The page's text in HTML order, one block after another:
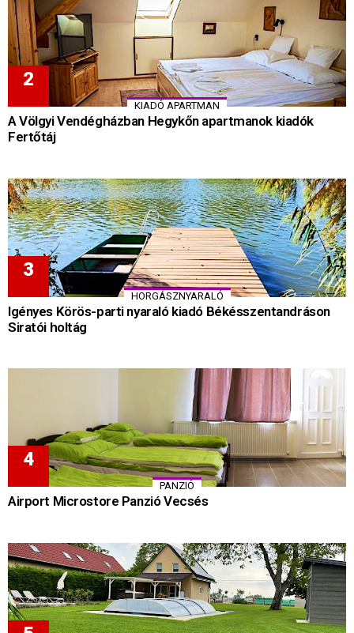
KIADÓ APARTMAN
A Völgyi Vendégházban Hegykőn apartmanok kiadók
Fertőtáj
HORGÁSZNYARALÓ
Igényes Körös-parti nyaraló kiadó Békésszentandráson
Siratói holtág
PANZIÓ
Airport Microstore Panzió Vecsés